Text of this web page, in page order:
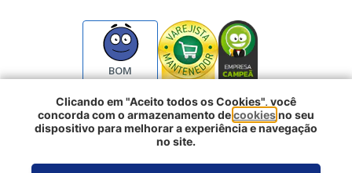
BOM
2024 - Todos os direitos reservados | REFRIGERACAO DUFRIO
COMERCIO E IMPORTACAO S.A. | CNPJ : 01.754.239/0001-10 |
Porto Alegre RS - CEP: 90230-011
Clicando em "Aceito todos os Cookies", você
concorda com o armazenamento decookiesno seu
dispositivo para melhorar a experiência e navegação
no site.